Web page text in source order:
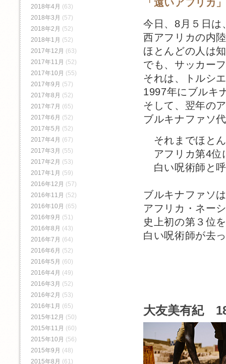
「遠いアフリカ
今日、8月５日は
西アフリカの内
ほとんどの人は
でも、サッカー
それは、トルシ
1997年にブルキ
そして、翌年の
ブルキナファソ
それまでほと
アフリカ第4位
白い呪術師と
ブルキナファソ
アフリカ・ネー
史上初の第３位
白い呪術師が去
大友美有紀
2018年4月 (63)
2018年3月 (57)
2018年2月 (52)
2018年1月 (52)
2017年12月 (63)
2017年11月 (52)
2017年10月 (55)
2017年9月 (57)
2017年8月 (52)
2017年7月 (65)
2017年6月 (52)
2017年5月 (52)
2017年4月 (67)
2017年3月 (55)
2017年2月 (53)
2017年1月 (59)
2016年12月 (57)
2016年11月 (52)
2016年10月 (65)
2016年9月 (51)
2016年8月 (43)
2016年7月 (64)
2016年6月 (52)
2016年5月 (60)
2016年4月 (49)
2016年3月 (52)
2016年2月 (53)
2016年1月 (65)
2015年12月 (50)
2015年11月 (60)
2015年10月 (56)
2015年9月 (48)
2015年8月 (61)